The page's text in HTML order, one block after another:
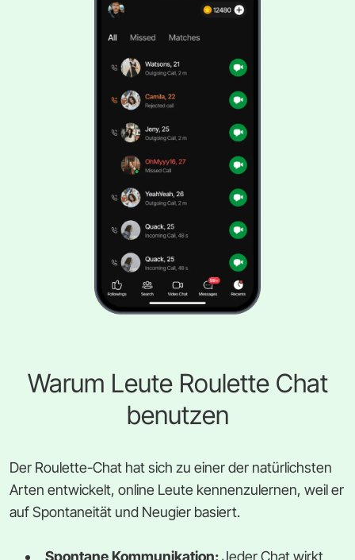
Warum Leute Roulette Chat
benutzen
Der Roulette-Chat hat sich zu einer der natürlichsten
Arten entwickelt, online Leute kennenzulernen, weil er
auf Spontaneität und Neugier basiert.
Spontane Kommunikation:Jeder Chat wirkt